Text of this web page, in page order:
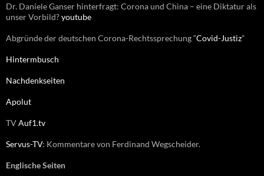
Dr. Daniele Ganser hinterfragt: Corona und China – eine Diktatur als
unser Vorbild?youtube
Abgründe der deutschen Corona-Rechtssprechung “Covid-Justiz”
Hintermbusch
Nachdenkseiten
Apolut
TVAuf1.tv
Servus-TV: Kommentare von Ferdinand Wegscheider.
Englische Seiten